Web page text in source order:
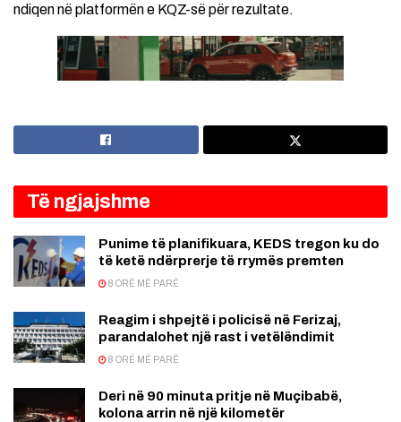
ndiqen në platformën e KQZ-së për rezultate.
Të ngjajshme
Punime të planifikuara, KEDS tregon ku do
të ketë ndërprerje të rrymës premten
8 ORË MË PARË
Reagim i shpejtë i policisë në Ferizaj,
parandalohet një rast i vetëlëndimit
8 ORË MË PARË
Deri në 90 minuta pritje në Muçibabë,
kolona arrin në një kilometër